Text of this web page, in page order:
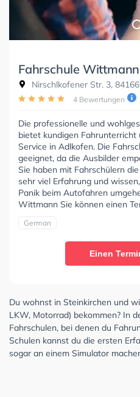
Fahrschule Wittmann
Nirschlkofener Str. 3,
4 Bewertungen
Die professionelle und
bietet kundigen Fahrunterricht
Service in Adlkofen. Die
geeignet, da die Ausbilder
Sie haben mit Fahrschülern
sehr viel Erfahrung und
Panik beim Autofahren
Wittmann Sie können einen
German
Einen
Du wohnst in Steinkirchen und
LKW, Motorrad) bekommen? In
Fahrschulen, bei denen du
Schulen kannst du die ersten
sogar an einem Simulator